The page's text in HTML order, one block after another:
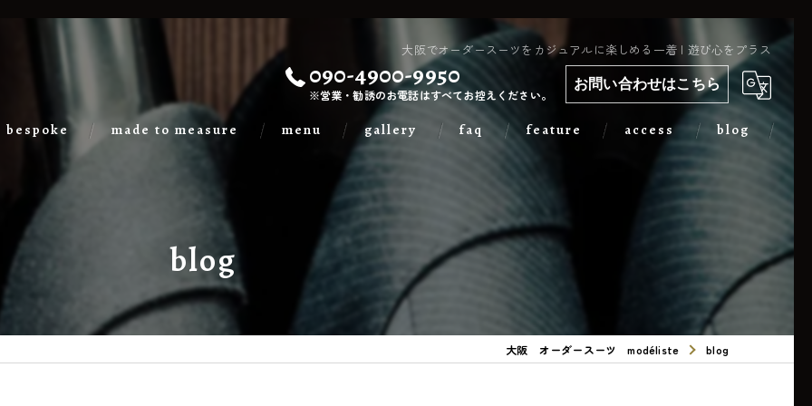
大阪でオーダースーツをカジュアルに楽しめる一着 | 遊び心をプラス
090-4900-9950
※営業・勧誘のお電話はすべてお控えください。
お問い合わせはこちら
bespoke made to measure menu gallery faq feature
出張
レディース
access blog
blog
大阪 オーダースーツ modéliste blog